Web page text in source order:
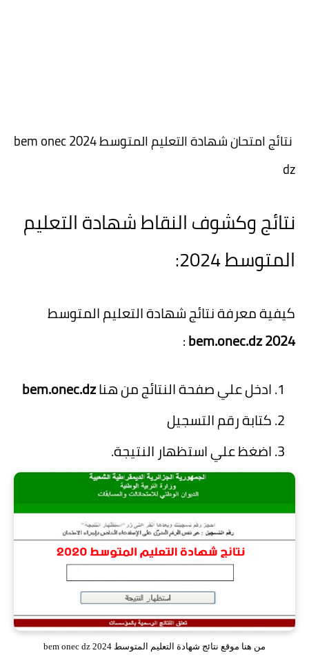
نتائج امتحان شهادة التعليم المتوسط 2024 bem onec
dz
نتائج وكشوف النقاط شهادة التعليم
المتوسط 2024:
كيفية معرفة نتائج شهادة التعليم المتوسط
bem.onec.dz 2024
:
ادخل علي صفحة النتائج من هناbem.onec.dz
كتابة رقم التسجيل
اضغظ علي استظهار النتيجة.
من هنا موقع نتائج شهادة التعليم المتوسط bem onec dz 2024